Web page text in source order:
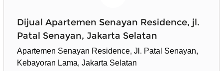
Dijual Apartemen Senayan Residence, jl.
Patal Senayan, Jakarta Selatan
Apartemen Senayan Residence, Jl. Patal Senayan,
Kebayoran Lama, Jakarta Selatan